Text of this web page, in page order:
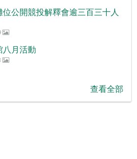
公開競投解釋會逾三百三十人
八月活動
查看全部